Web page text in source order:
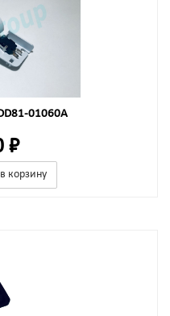
01060A
₽
корзину